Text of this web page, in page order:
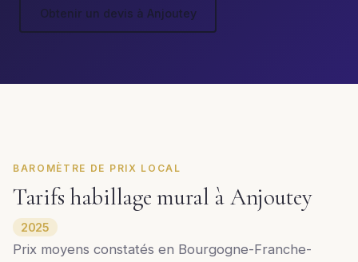
Obtenir un devis à Anjoutey
BAROMÈTRE DE PRIX LOCAL
Tarifs habillage mural à Anjoutey
2025
Prix moyens constatés en Bourgogne-Franche-